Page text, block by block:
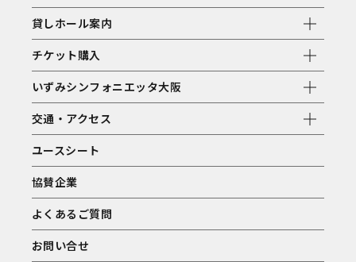
貸しホール案内
チケット購入
いずみシンフォニエッタ大阪
交通・アクセス
ユースシート
協賛企業
よくあるご質問
お問い合せ